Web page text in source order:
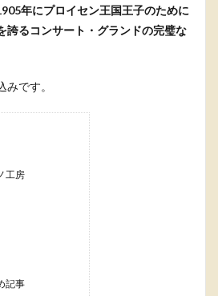
年にプロイセン王国王子のために
誇るコンサート・グランドの完璧な
です。
工房
記事